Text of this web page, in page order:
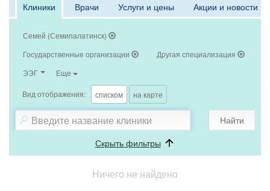
Клиники Врачи Услуги и цены Акции и новости
Семей (Семипалатинск)
Государственные организации
Другая специализация
ЭЭГ
Еще
Вид отображения: списком на карте
Найти
Скрыть фильтры
Ничего не найдено